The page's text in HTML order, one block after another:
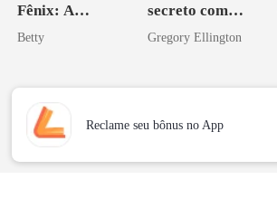
Fênix: A
Vingança da
Betty
secreto com
meu chefe
Gregory Ellington
Reclame seu bônus no App